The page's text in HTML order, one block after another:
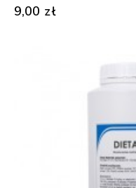
9,00 zł